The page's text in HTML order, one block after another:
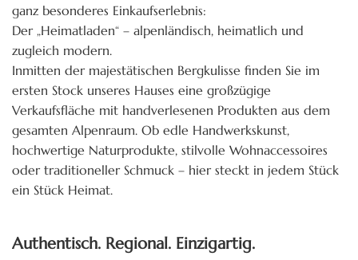
ganz besonderes Einkaufserlebnis:
Der „Heimatladen“ – alpenländisch, heimatlich und
zugleich modern.
Inmitten der majestätischen Bergkulisse finden Sie im
ersten Stock unseres Hauses eine großzügige
Verkaufsfläche mit handverlesenen Produkten aus dem
gesamten Alpenraum. Ob edle Handwerkskunst,
hochwertige Naturprodukte, stilvolle Wohnaccessoires
oder traditioneller Schmuck – hier steckt in jedem Stück
ein Stück Heimat.
Authentisch. Regional. Einzigartig.